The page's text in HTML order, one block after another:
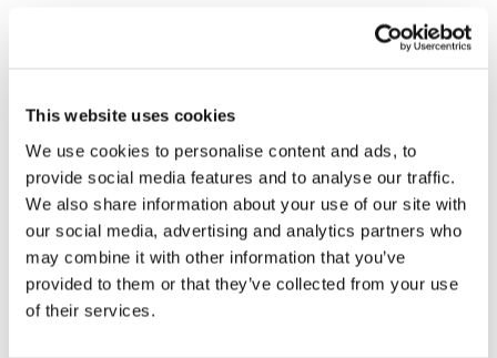
This website uses cookies
We use cookies to personalise content and ads, to
provide social media features and to analyse our traffic.
We also share information about your use of our site with
our social media, advertising and analytics partners who
may combine it with other information that you’ve
provided to them or that they’ve collected from your use
of their services.
campos obligatorios están marcados con*